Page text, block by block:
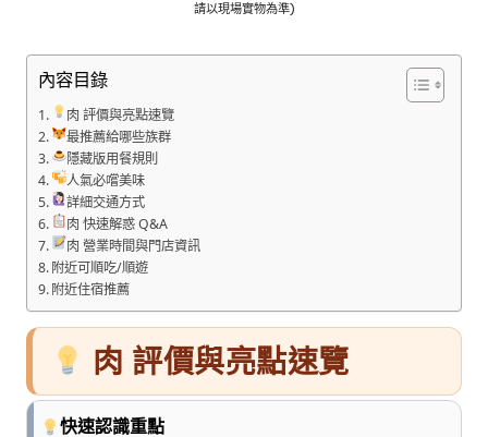
請以現場實物為準)
內容目錄
肉 評價與亮點速覽
最推薦給哪些族群
隱藏版用餐規則
人氣必嚐美味
詳細交通方式
肉 快速解惑 Q&A
肉 營業時間與門店資訊
附近可順吃/順遊
附近住宿推薦
肉 評價與亮點速覽
快速認識重點